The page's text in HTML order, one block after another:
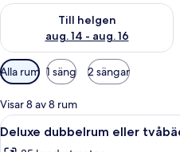
Till helgen
aug. 14 - aug. 16
Kontrollera tillgängligheten för
Tillgängliga
filter
för
rum
Alla rum 1 säng 2 sängar
Visar 8 av 8 rum
Öppna
alla
13
Deluxe dubbelrum eller